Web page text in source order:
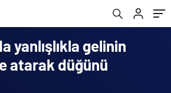
yanlışlıkla gelinin
atarak düğünü